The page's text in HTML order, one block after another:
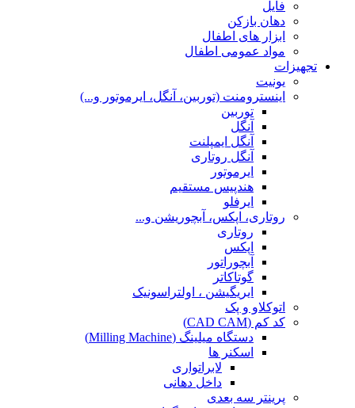
فایل
دهان بازکن
ابزار های اطفال
مواد عمومی اطفال
تجهیزات
یونیت
اینسترومنت (توربین، آنگل، ایرموتور و...)
توربین
آنگل
آنگل ایمپلنت
آنگل روتاری
ایرموتور
هندپیس مستقیم
ایرفلو
روتاری، اپکس، آبچوریشن و...
روتاری
اپکس
آبچوراتور
گوتاکاتر
ایریگیشن ، اولتراسونیک
اتوکلاو و پک
کد کم (CAD CAM)
دستگاه میلینگ (Milling Machine)
اسکنر ها
لابراتواری
داخل دهانی
پرینتر سه بعدی